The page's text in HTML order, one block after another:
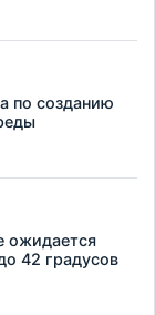
по созданию
ожидается
42 градусов